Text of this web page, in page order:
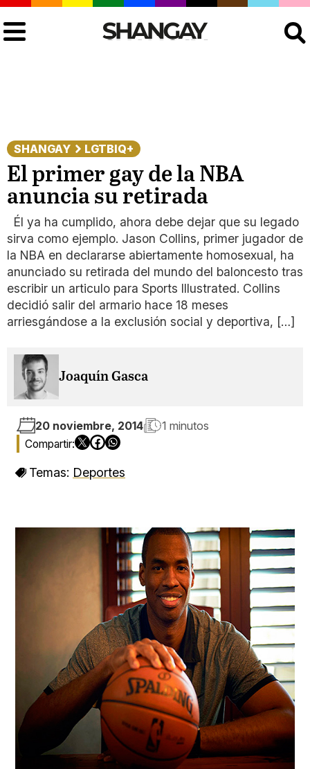
SHANGAY LGTBIQ+
El primer gay de la NBA
anuncia su retirada
Él ya ha cumplido, ahora debe dejar que su legado
sirva como ejemplo. Jason Collins, primer jugador de
la NBA en declararse abiertamente homosexual, ha
anunciado su retirada del mundo del baloncesto tras
escribir un articulo para Sports Illustrated. Collins
decidió salir del armario hace 18 meses
arriesgándose a la exclusión social y deportiva, […]
Joaquín Gasca
20 noviembre, 2014 1 minutos
Temas: Deportes